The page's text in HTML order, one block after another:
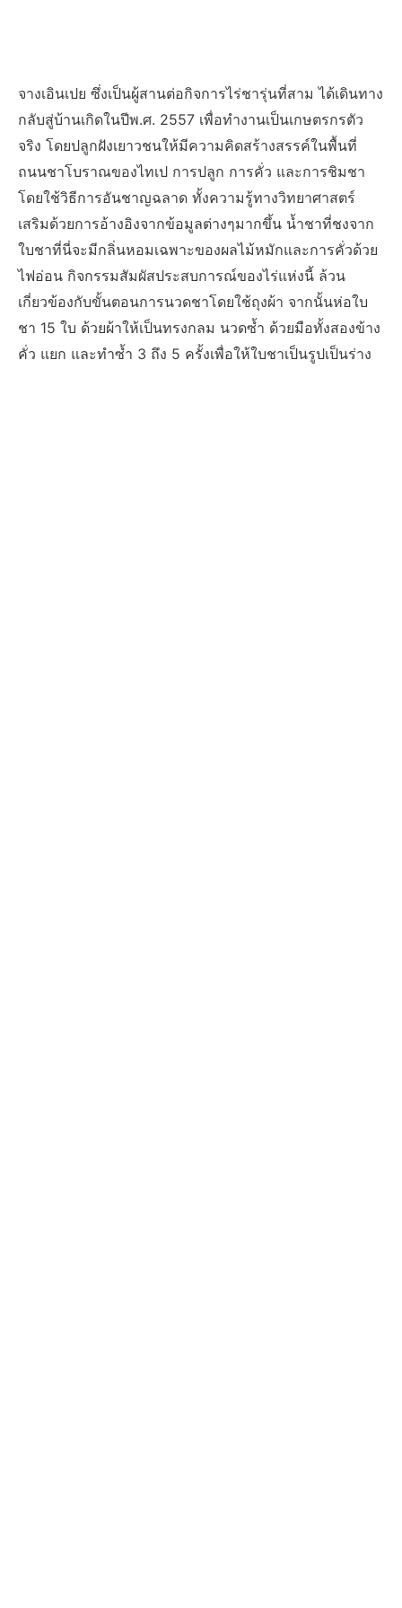
จางเอินเปย ซึ่งเป็นผู้สานต่อกิจการไร่ชารุ่นที่สาม ได้เดินทาง
กลับสู่บ้านเกิดในปีพ.ศ. 2557 เพื่อทำงานเป็นเกษตรกรตัว
จริง โดยปลูกฝังเยาวชนให้มีความคิดสร้างสรรค์ในพื้นที่
ถนนชาโบราณของไทเป การปลูก การคั่ว และการชิมชา
โดยใช้วิธีการอันชาญฉลาด ทั้งความรู้ทางวิทยาศาสตร์
เสริมด้วยการอ้างอิงจากข้อมูลต่างๆมากขึ้น น้ำชาที่ชงจาก
ใบชาที่นี่จะมีกลิ่นหอมเฉพาะของผลไม้หมักและการคั่วด้วย
ไฟอ่อน กิจกรรมสัมผัสประสบการณ์ของไร่แห่งนี้ ล้วน
เกี่ยวข้องกับขั้นตอนการนวดชาโดยใช้ถุงผ้า จากนั้นห่อใบ
ชา 15 ใบ ด้วยผ้าให้เป็นทรงกลม นวดซ้ำ ด้วยมือทั้งสองข้าง
คั่ว แยก และทำซ้ำ 3 ถึง 5 ครั้งเพื่อให้ใบชาเป็นรูปเป็นร่าง